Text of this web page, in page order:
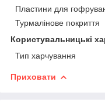
Пластини для
Турмалінове покриття
Користувальницькі
Тип харчування
Приховати